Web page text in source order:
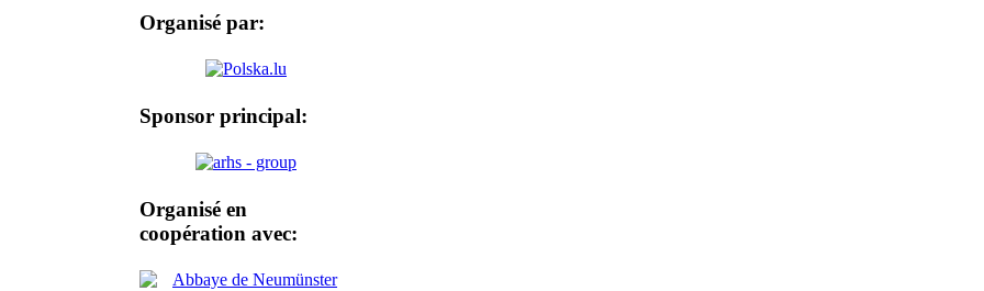
Organisé par:
Sponsor principal:
Organisé en
coopération avec: